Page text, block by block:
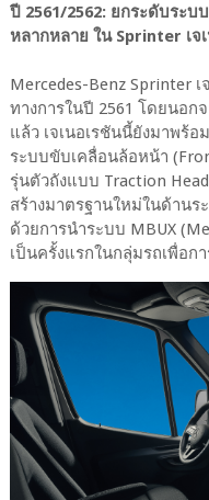
ปี 2561/2562: ยกระดับระบ
หลากหลาย ใน Sprinter เจ
Mercedes-Benz Sprinter
ทางการในปี 2561 โดยนอก
แล้ว เจเนอเรชันนี้ยังมาพร้
ระบบขับเคลื่อนล้อหน้า
รุ่นตัวถังแบบ Traction
สร้างมาตรฐานใหม่ในด้าน
ด้วยการนำระบบ MBUX
เป็นครั้งแรกในกลุ่มรถเพื่อก